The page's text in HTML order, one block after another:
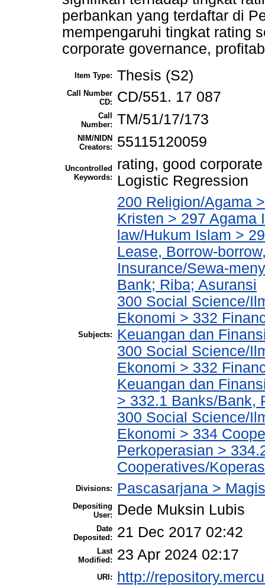
perbankan yang terdaftar di
mempengaruhi tingkat rating
corporate governance,
Item Type: Thesis (S2)
Call Number
CD:
CD/551. 17 087
Call
Number: TM/51/17/173
NIM/NIDN
Creators:
55115120059
Uncontrolled
Keywords:
rating, good
Logistic Regression
Subjects:
200 Religion/Agama
Kristen > 297 Agama
law/Hukum Islam >
Lease, Borrow-
Insurance/Sewa-
Bank; Riba; Asuransi
300 Social Science/
Ekonomi > 332
Keuangan dan
300 Social Science/
Ekonomi > 332
Keuangan dan
> 332.1 Banks/Bank,
300 Social Science/
Ekonomi > 334
Perkoperasian >
Cooperatives/
Divisions: Pascasarjana >
Depositing
User:
Dede Muksin Lubis
Date
Deposited:
21 Dec 2017 02:42
Last
Modified:
23 Apr 2024 02:17
URI: http://